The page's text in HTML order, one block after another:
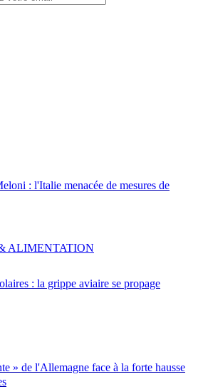
: l'Italie menacée de mesures de
: la grippe aviaire se propage
ALIMENTATION
» de l'Allemagne face à la forte hausse